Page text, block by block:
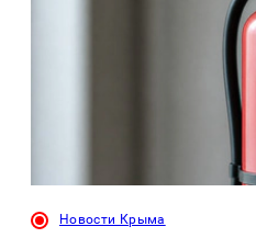
Новости Крыма